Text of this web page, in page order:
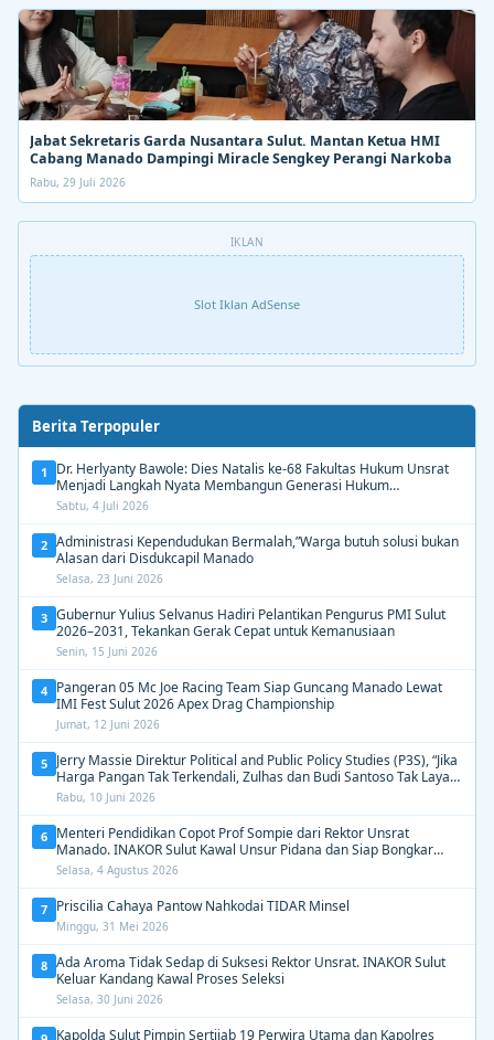
Jabat Sekretaris Garda Nusantara Sulut. Mantan Ketua HMI
Cabang Manado Dampingi Miracle Sengkey Perangi Narkoba
Rabu, 29 Juli 2026
IKLAN
Slot Iklan AdSense
Berita Terpopuler
1
Dr. Herlyanty Bawole: Dies Natalis ke-68 Fakultas Hukum Unsrat
Menjadi Langkah Nyata Membangun Generasi Hukum
Berdampak
Sabtu, 4 Juli 2026
2 Administrasi Kependudukan Bermalah,”Warga butuh solusi bukan
Alasan dari Disdukcapil Manado
Selasa, 23 Juni 2026
3 Gubernur Yulius Selvanus Hadiri Pelantikan Pengurus PMI Sulut
2026–2031, Tekankan Gerak Cepat untuk Kemanusiaan
Senin, 15 Juni 2026
4 Pangeran 05 Mc Joe Racing Team Siap Guncang Manado Lewat
IMI Fest Sulut 2026 Apex Drag Championship
Jumat, 12 Juni 2026
5 Jerry Massie Direktur Political and Public Policy Studies (P3S), “Jika
Harga Pangan Tak Terkendali, Zulhas dan Budi Santoso Tak Layak
Dipertahankan”
Rabu, 10 Juni 2026
6 Menteri Pendidikan Copot Prof Sompie dari Rektor Unsrat
Manado. INAKOR Sulut Kawal Unsur Pidana dan Siap Bongkar
Aroma Busuk di Suksesi Rektor
Selasa, 4 Agustus 2026
7 Priscilia Cahaya Pantow Nahkodai TIDAR Minsel
Minggu, 31 Mei 2026
8 Ada Aroma Tidak Sedap di Suksesi Rektor Unsrat. INAKOR Sulut
Keluar Kandang Kawal Proses Seleksi
Selasa, 30 Juni 2026
Kapolda Sulut Pimpin Sertijab 19 Perwira Utama dan Kapolres